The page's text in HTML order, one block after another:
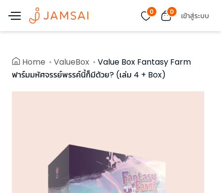
0 0 เข้าสู่ระบบ
Home ValueBox
Value Box Fantasy Farm
ฟาร์มมหัศจรรย์พรรค์นี้ก็มีด้วย? (เล่ม 4 + Box)